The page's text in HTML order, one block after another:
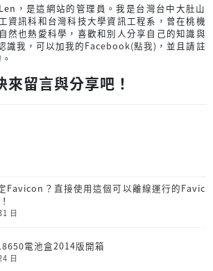
，是這網站的管理員。我是台灣台中大肚山
資訊科和台灣科技大學資訊工程系，曾在桃機
然也熱愛科學，喜歡和別人分享自己的知識與
識我，可以加我的Facebook(點我) ，並且請註
留言與分享吧！
Favicon？直接使用這個可以離線運行的Favic
日
電池盒2014版開箱
日